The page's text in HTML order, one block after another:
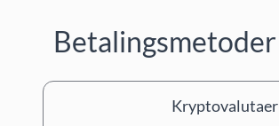
Betalingsmetoder
Kryptovalutaer